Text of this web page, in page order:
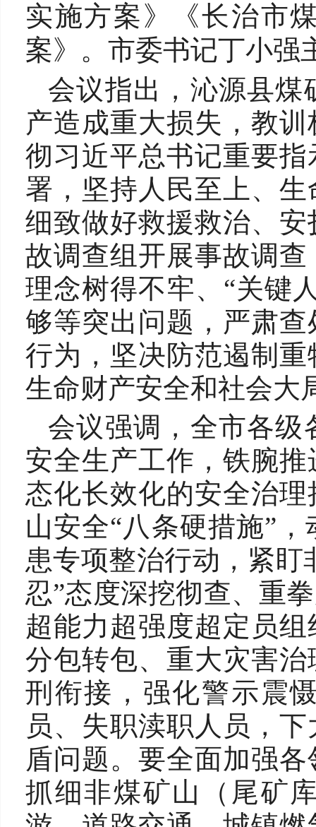
实施方案》《长治市
案》。市委书记丁小强
会议指出，沁源县煤
产造成重大损失，教
彻习近平总书记重要
署，坚持人民至上、
细致做好救援救治、
故调查组开展事故调
理念树得不牢、“关键
够等突出问题，严肃
行为，坚决防范遏制
生命财产安全和社会大
会议强调，全市各级
安全生产工作，铁腕
态化长效化的安全治
山安全“八条硬措施”
患专项整治行动，紧盯
忍”态度深挖彻查、重
超能力超强度超定员
分包转包、重大灾害
刑衔接，强化警示震
员、失职渎职人员，
盾问题。要全面加强
抓细非煤矿山（尾矿